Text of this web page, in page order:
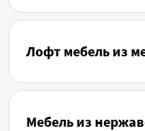
Лофт мебель из
Мебель из